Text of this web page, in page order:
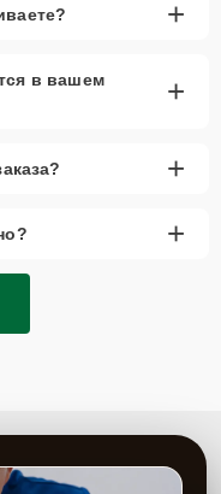
+
в вашем
+
+
+